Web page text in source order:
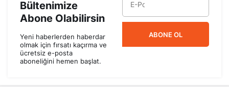
Bültenimize
Abone Olabilirsin
Yeni haberlerden haberdar
olmak için fırsatı kaçırma ve
ücretsiz e-posta
aboneliğini hemen başlat.
ABONE OL